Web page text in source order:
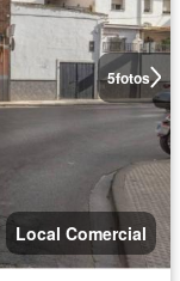
5fotos
Local Comercial